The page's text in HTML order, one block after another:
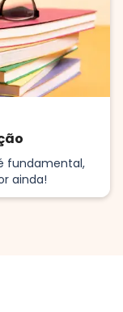
fundamental,
ainda!